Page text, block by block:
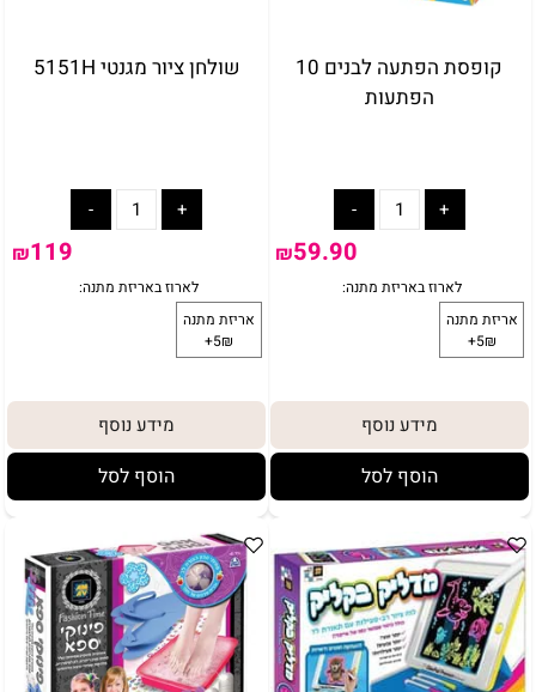
קופסת הפתעה לבנים 10
הפתעות
₪59.90
מידע נוסף
הוסף לסל
שולחן ציור מגנטי 5151H
₪119
מידע נוסף
הוסף לסל